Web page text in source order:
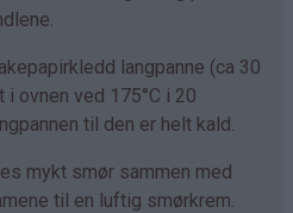
langpanne (ca 30
i ovnen ved 175°C i 20
til den er helt kald.
mykt smør sammen med
til en luftig smørkrem.